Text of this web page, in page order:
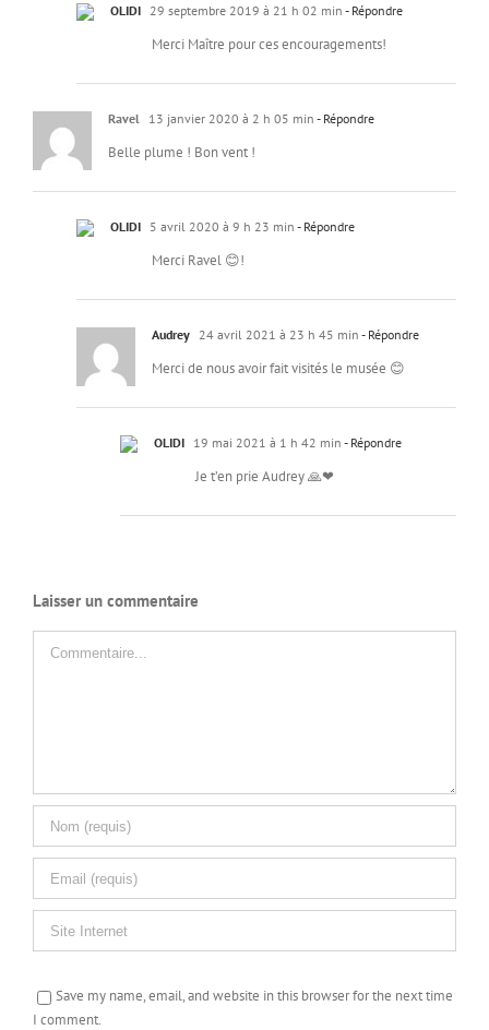
OLIDI 29 septembre 2019 à 21 h 02 min - Répondre
Merci Maître pour ces encouragements!
Ravel 13 janvier 2020 à 2 h 05 min - Répondre
Belle plume ! Bon vent !
OLIDI 5 avril 2020 à 9 h 23 min - Répondre
Merci Ravel 😊!
Audrey 24 avril 2021 à 23 h 45 min - Répondre
Merci de nous avoir fait visités le musée 😊
OLIDI 19 mai 2021 à 1 h 42 min - Répondre
Je t’en prie Audrey 🙏❤
Laisser un commentaire
Save my name, email, and website in this browser for the next time
I comment.